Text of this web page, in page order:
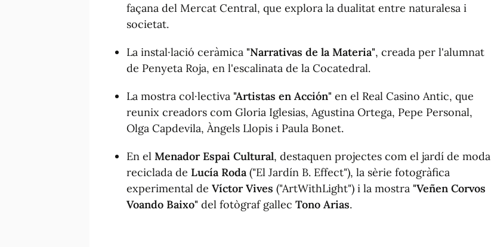
façana del Mercat Central, que explora la dualitat entre naturalesa i
societat.
La instal·lació ceràmica "Narrativas de la Materia", creada per l'alumnat
de Penyeta Roja, en l'escalinata de la Cocatedral.
La mostra col·lectiva "Artistas en Acción" en el Real Casino Antic, que
reunix creadors com Gloria Iglesias, Agustina Ortega, Pepe Personal,
Olga Capdevila, Àngels Llopis i Paula Bonet.
En el Menador Espai Cultural, destaquen projectes com el jardí de moda
reciclada de Lucía Roda ("El Jardín B. Effect"), la sèrie fotogràfica
experimental de Víctor Vives ("ArtWithLight") i la mostra "Veñen Corvos
Voando Baixo" del fotògraf gallec Tono Arias.